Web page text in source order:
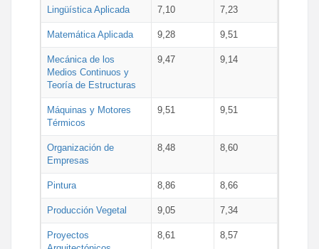
Lingüística Aplicada 7,10 7,23
Matemática Aplicada 9,28 9,51
Mecánica de los
Medios Continuos y
Teoría de Estructuras
9,47 9,14
Máquinas y Motores
Térmicos
9,51 9,51
Organización de
Empresas
8,48 8,60
Pintura 8,86 8,66
Producción Vegetal 9,05 7,34
Proyectos
8,61 8,57